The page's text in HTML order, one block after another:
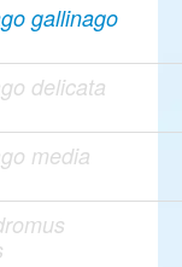
gallinago
delicata
media